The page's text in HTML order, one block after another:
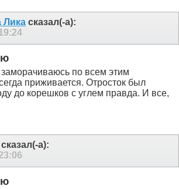
Лика сказал(-а):
по всем этим
приживается. Отросток был
до корешков с углем правда. И все,
сказал(-а):